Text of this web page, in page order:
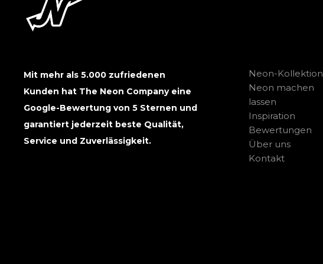
Mit mehr als 5.000 zufriedenen
Kunden hat The Neon Company eine
Google-Bewertung von 5 Sternen und
garantiert jederzeit beste Qualität,
Service und Zuverlässigkeit.
Neon-Kollektion
Neon machen
lassen
Inspiration
Bewertungen
Über uns
Kontakt